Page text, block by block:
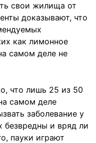
свои жилища от
доказывают, что
как лимонное
самом деле не
что лишь 25 из 50
самом деле
заболевание у
безвредны и вряд ли
пауки играют